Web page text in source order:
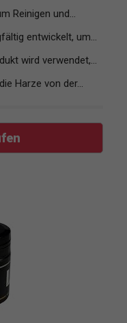
Reinigen und...
entwickelt, um...
wird verwendet,...
Harze von der...